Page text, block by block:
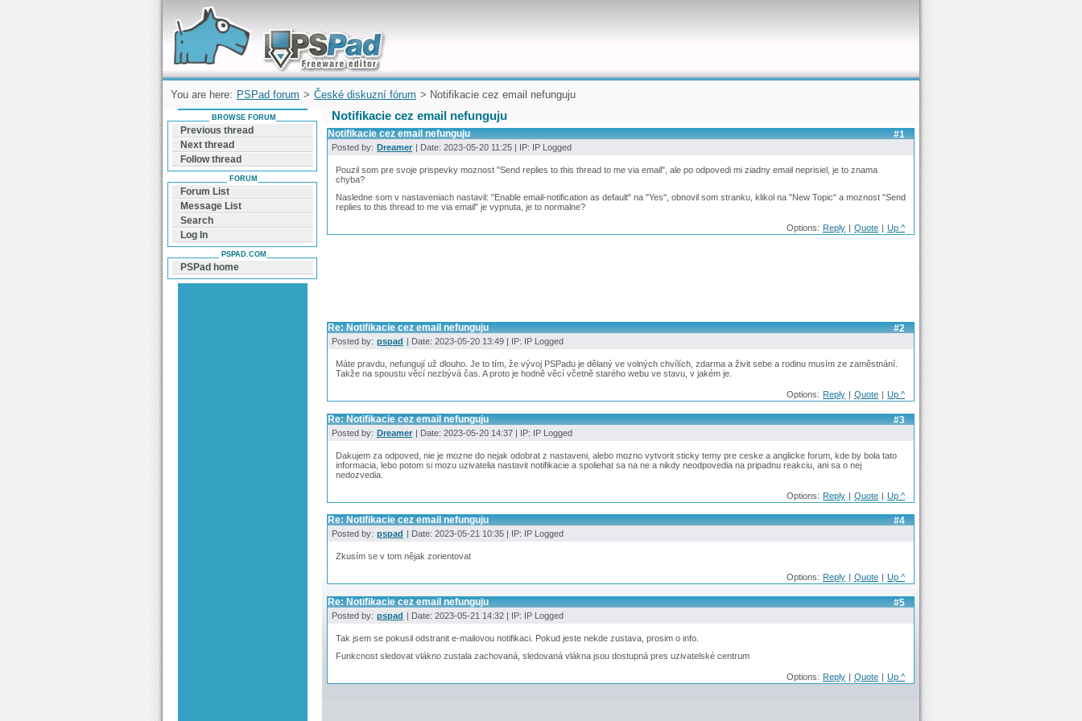
Forum can help you solve problems and quickly
find a solution with PSPad for Microsoft
Windows
You are here: PSPad forum > České diskuzní fórum > Notifikacie cez email nefunguju
Notifikacie cez email nefunguju
#1
Notifikacie cez email nefunguju
Posted by: Dreamer | Date: 2023-05-20 11:25 | IP: IP Logged
Pouzil som pre svoje prispevky moznost "Send replies to this thread to me via email", ale po odpovedi mi ziadny email neprisiel, je to znama
chyba?
Nasledne som v nastaveniach nastavil: "Enable email-notification as default" na "Yes", obnovil som stranku, klikol na "New Topic" a moznost "Send
replies to this thread to me via email" je vypnuta, je to normalne?
Options: Reply | Quote | Up ^
#2
Re: Notifikacie cez email nefunguju
Posted by: pspad | Date: 2023-05-20 13:49 | IP: IP Logged
Máte pravdu, nefungují už dlouho. Je to tím, že vývoj PSPadu je dělaný ve volných chvílích, zdarma a živit sebe a rodinu musím ze zaměstnání.
Takže na spoustu věcí nezbývá čas. A proto je hodně věcí včetně starého webu ve stavu, v jakém je.
Options: Reply | Quote | Up ^
#3
Re: Notifikacie cez email nefunguju
Posted by: Dreamer | Date: 2023-05-20 14:37 | IP: IP Logged
Dakujem za odpoved, nie je mozne do nejak odobrat z nastaveni, alebo mozno vytvorit sticky temy pre ceske a anglicke forum, kde by bola tato
informacia, lebo potom si mozu uzivatelia nastavit notifikacie a spoliehat sa na ne a nikdy neodpovedia na pripadnu reakciu, ani sa o nej
nedozvedia.
Options: Reply | Quote | Up ^
#4
Re: Notifikacie cez email nefunguju
Posted by: pspad | Date: 2023-05-21 10:35 | IP: IP Logged
Zkusím se v tom nějak zorientovat
Options: Reply Quote Up ^
#5
Re: Notifikacie cez email nefunguju
Posted by: pspad | Date: 2023-05-21 14:32 | IP: IP Logged
Tak jsem se pokusil odstranit e-mailovou notifikaci. Pokud jeste nekde zustava, prosim o info.
Funkcnost sledovat vlákno zustala zachovaná, sledovaná vlákna jsou dostupná pres uzivatelské centrum
Options: Reply | Quote | Up ^
BROWSE FORUM
Previous thread
Next thread
Follow thread
FORUM
Forum List
Message List
Search
Log In
PSPAD.COM
PSPad home